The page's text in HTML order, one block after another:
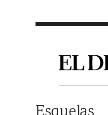
Esquelas